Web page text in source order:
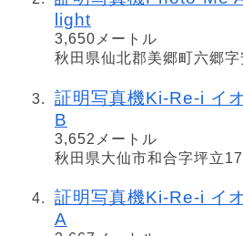
light
3,650メートル
秋田県仙北郡美郷町六郷
証明写真機Ki-Re-i イ
B
3,652メートル
秋田県大仙市和合字坪立
証明写真機Ki-Re-i イ
A